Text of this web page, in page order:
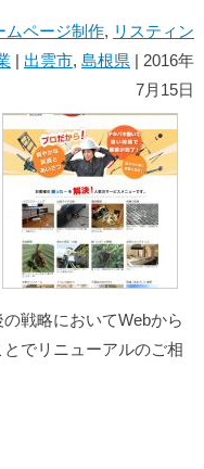
ムページ制作, リスティン
| 出雲市,島根県 | 2016年
7月15日
戦略においてWebから
でリニューアルのご相